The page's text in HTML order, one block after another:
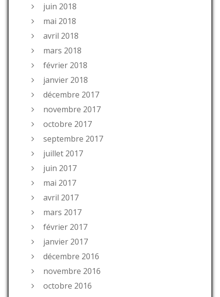
juin 2018
mai 2018
avril 2018
mars 2018
février 2018
janvier 2018
décembre 2017
novembre 2017
octobre 2017
septembre 2017
juillet 2017
juin 2017
mai 2017
avril 2017
mars 2017
février 2017
janvier 2017
décembre 2016
novembre 2016
octobre 2016